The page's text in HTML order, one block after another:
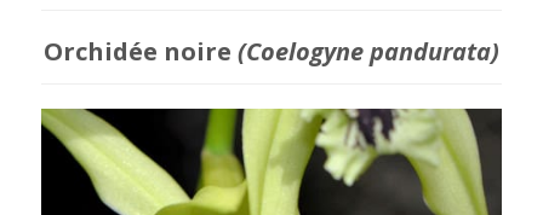
Orchidée noire (Coelogyne pandurata)